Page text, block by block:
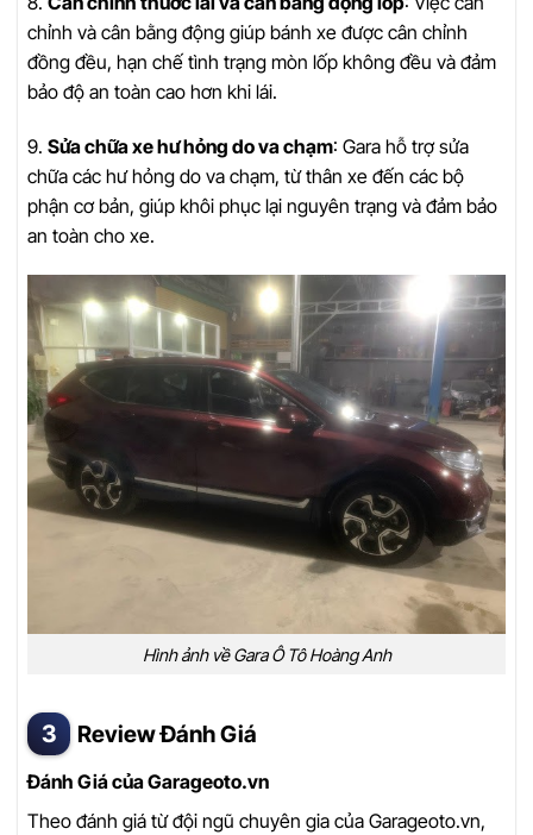
chỉnh và cân bằng động giúp bánh xe được cân chỉnh
đồng đều, hạn chế tình trạng mòn lốp không đều và đảm
bảo độ an toàn cao hơn khi lái.
9. Sửa chữa xe hư hỏng do va chạm: Gara hỗ trợ sửa
chữa các hư hỏng do va chạm, từ thân xe đến các bộ
phận cơ bản, giúp khôi phục lại nguyên trạng và đảm bảo
an toàn cho xe.
Hình ảnh về Gara Ô Tô Hoàng Anh
Review Đánh Giá
Đánh Giá của Garageoto.vn
Theo đánh giá từ đội ngũ chuyên gia của Garageoto.vn,